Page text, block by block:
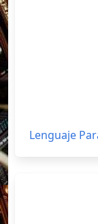
Lenguaje